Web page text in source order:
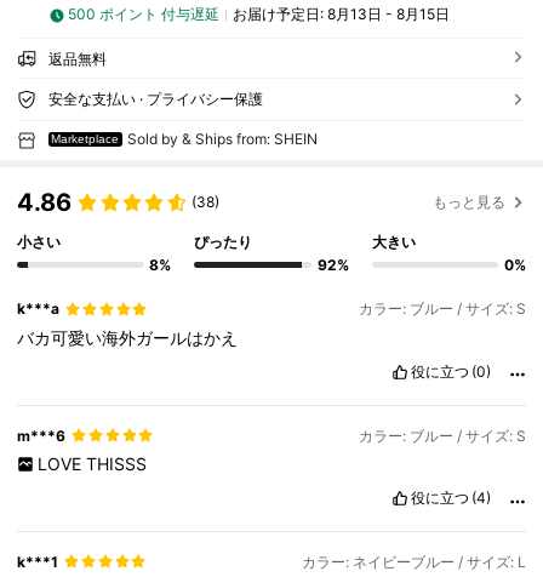
500 ポイント 付与遅延 お届け予定日: 8月13日 - 8月15日
返品無料
安全な支払い · プライバシー保護
Marketplace Sold by & Ships from: SHEIN
4.86 (38) もっと見る
小さい
8%
ぴったり
92%
大きい
0%
k***a カラー: ブルー / サイズ: S
バカ可愛い海外ガールはかえ
役に立つ (0)
m***6 カラー: ブルー / サイズ: S
LOVE THISSS
役に立つ (4)
k***1 カラー: ネイビーブルー / サイズ: L